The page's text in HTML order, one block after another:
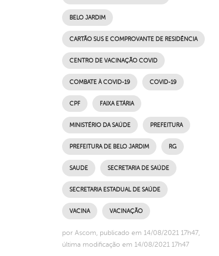
BELO JARDIM
CARTÃO SUS E COMPROVANTE DE RESIDÊNCIA
CENTRO DE VACINAÇÃO COVID
COMBATE À COVID-19 COVID-19
CPF FAIXA ETÁRIA
MINISTÉRIO DA SAÚDE PREFEITURA
PREFEITURA DE BELO JARDIM RG
SAUDE SECRETARIA DE SAÚDE
SECRETARIA ESTADUAL DE SAÚDE
VACINA VACINAÇÃO
por Ascom, publicado em 14/08/2021 17h47,
última modificação em 14/08/2021 17h47